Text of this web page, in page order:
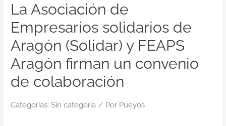
Apoyo personal y familiar
Espacio de bienestar
Responsabilidad social
DisArte
Actualidad
Contacto
La Asociación de
Empresarios solidarios de
Aragón (Solidar) y FEAPS
Aragón firman un convenio
de colaboración
Categorías: Sin categoría / Por Pueyos